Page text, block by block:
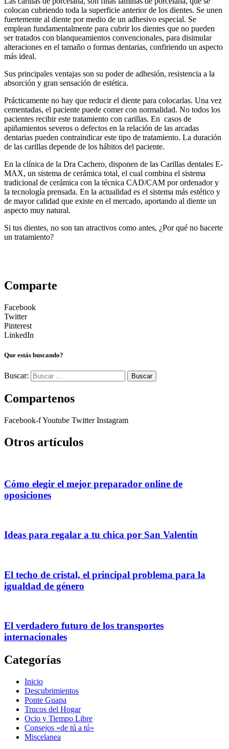
colocan cubriendo toda la superficie anterior de los dientes. Se unen
fuertemente al diente por medio de un adhesivo especial. Se
emplean fundamentalmente para cubrir los dientes que no pueden
ser tratados con blanqueamientos convencionales, para disimular
alteraciones en el tamaño o formas dentarias, confiriendo un aspecto
más ideal.
Sus principales ventajas son su poder de adhesión, resistencia a la
absorción y gran sensación de estética.
Prácticamente no hay que reducir el diente para colocarlas. Una vez
cementadas, el paciente puede comer con normalidad. No todos los
pacientes recibir este tratamiento con carillas. En casos de
apiñamientos severos o defectos en la relación de las arcadas
dentarias pueden contraindicar este tipo de tratamiento. La duración
de las carillas depende de los hábitos del paciente.
En la clínica de la Dra Cachero, disponen de las Carillas dentales E-
MAX, un sistema de cerámica total, el cual combina el sistema
tradicional de cerámica con la técnica CAD/CAM por ordenador y
la tecnología prensada. En la actualidad es el sistema más estético y
de mayor calidad que existe en el mercado, aportando al diente un
aspecto muy natural.
Si tus dientes, no son tan atractivos como antes, ¿Por qué no hacerte
un tratamiento?
Comparte
Facebook
Twitter
Pinterest
LinkedIn
Que estás buscando?
Buscar:
Compartenos
Facebook-fYoutube Twitter Instagram
Otros artículos
Cómo elegir el mejor preparador online de
oposiciones
Ideas para regalar a tu chica por San Valentín
El techo de cristal, el principal problema para la
igualdad de género
El verdadero futuro de los transportes
internacionales
Categorías
Inicio
Descubrimientos
Ponte Guapa
Trucos del Hogar
Ocio y Tiempo Libre
Consejos «de tú a tú»
Miscelanea